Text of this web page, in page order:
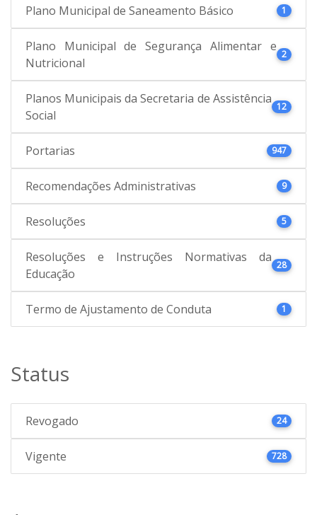
Plano Municipal de Saneamento Básico 1
Plano Municipal de Segurança Alimentar e
Nutricional
2
Planos Municipais da Secretaria de Assistência
Social
12
Portarias 947
Recomendações Administrativas 9
Resoluções 5
Resoluções e Instruções Normativas da
Educação
28
Termo de Ajustamento de Conduta 1
Status
Revogado 24
Vigente 728